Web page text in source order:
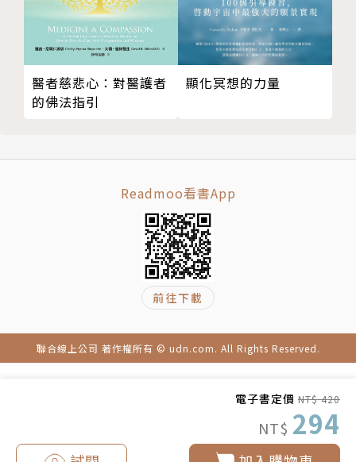
電子書定價 NT$ 420
NT$ 294
（一）通教的理即
（二）通教的名字即
（三）通教的觀行即
（四）通教的相似即
（五）通教的分證即
七、別教的六即及其修證
（六）別教的究竟即
（七）別教的修證果位
（一）圓教的理即
醫者慈悲心：對醫護者
的佛法指引
顯化冥想的力量
Readmoo看書App
前往下載
聯合線上公司 著作權所有 © udn.com. All Rights Reserved.